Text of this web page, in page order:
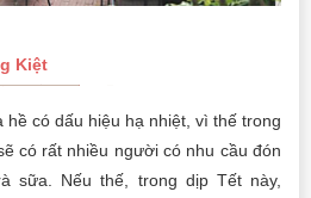
Kiệt
có dấu hiệu hạ nhiệt, vì thế trong
có rất nhiều người có nhu cầu đón
sữa. Nếu thế, trong dịp Tết này,